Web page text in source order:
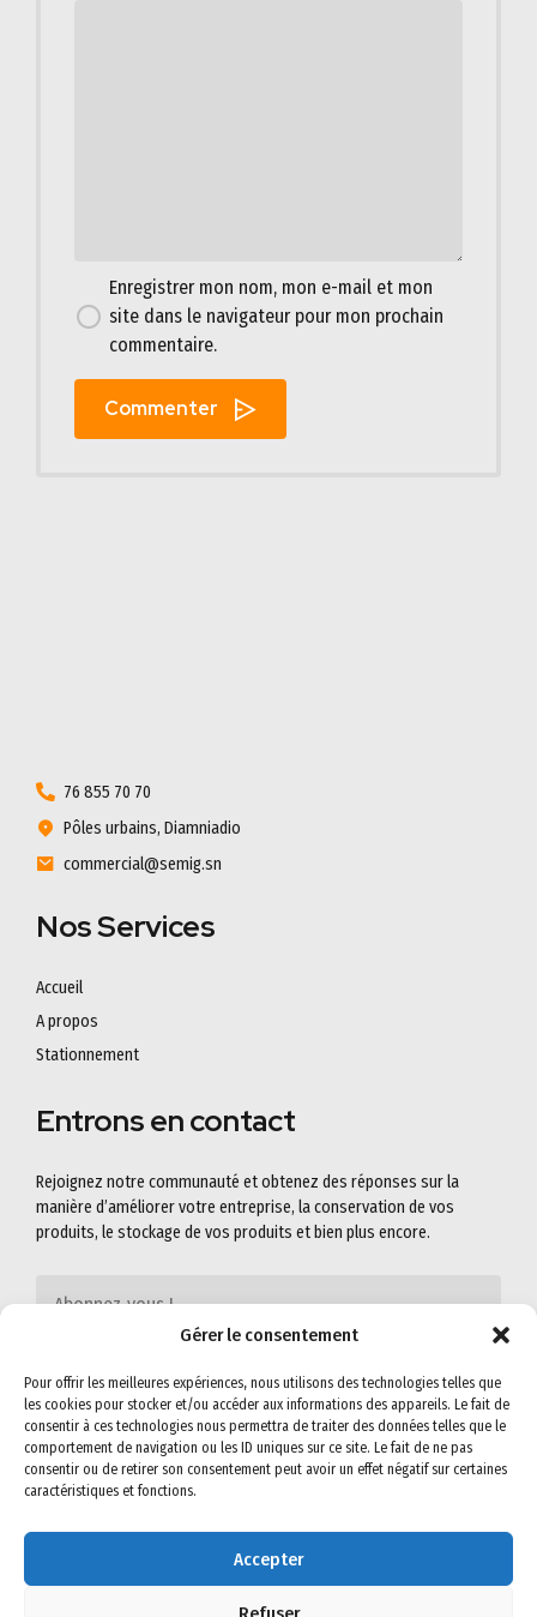
Gérer le consentement
Pour offrir les meilleures expériences, nous utilisons des technologies telles que
les cookies pour stocker et/ou accéder aux informations des appareils. Le fait de
consentir à ces technologies nous permettra de traiter des données telles que le
comportement de navigation ou les ID uniques sur ce site. Le fait de ne pas
consentir ou de retirer son consentement peut avoir un effet négatif sur certaines
caractéristiques et fonctions.
Accepter
Enregistrer mon nom, mon e-mail et mon
site dans le navigateur pour mon prochain
commentaire.
Commenter
76 855 70 70
Pôles urbains, Diamniadio
commercial@semig.sn
Nos Services
Accueil
A propos
Stationnement
Entrons en contact
Rejoignez notre communauté et obtenez des réponses sur la
manière d’améliorer votre entreprise, la conservation de vos
produits, le stockage de vos produits et bien plus encore.
. All rights reserved. Read our